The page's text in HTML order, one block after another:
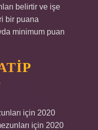
belirtir ve işe
bir puana
minimum puan
için 2020
için 2020